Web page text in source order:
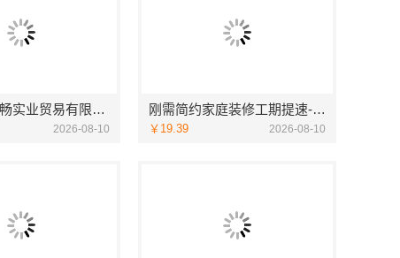
湖北省腾冠畅实业贸易有限公司：线下轮胎批发公司怎么做
2026-08-10
刚需简约家庭装修工期提速-海南万赢饰家新型建筑材料有限公
￥19.39 2026-08-10